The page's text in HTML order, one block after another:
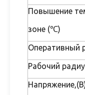
Повышение
зоне (℃)
Оперативный
Рабочий